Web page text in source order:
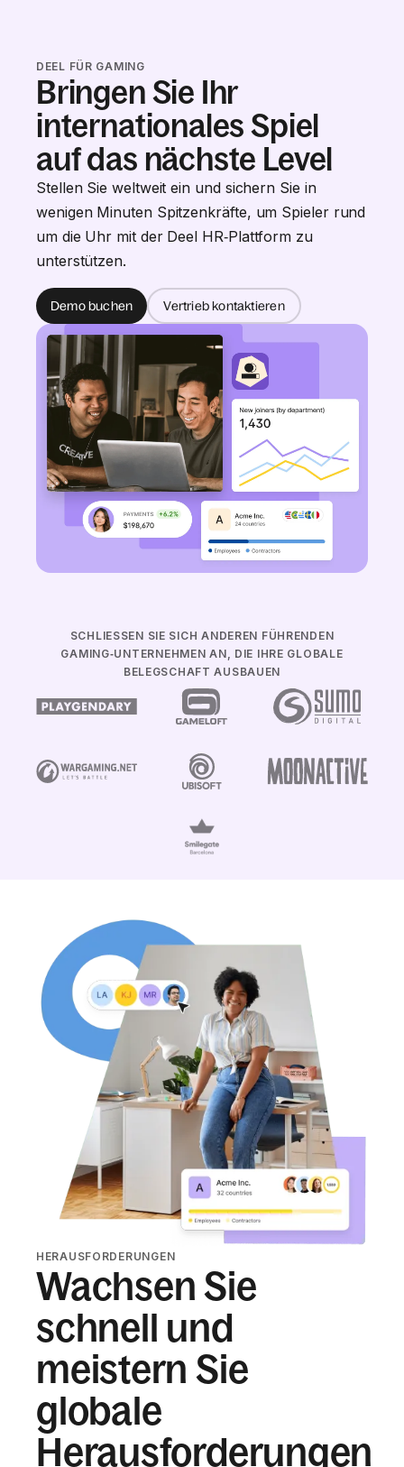
DEEL FÜR GAMING
Bringen Sie Ihr
internationales Spiel
auf das nächste Level
Stellen Sie weltweit ein und sichern Sie in
wenigen Minuten Spitzenkräfte, um Spieler rund
um die Uhr mit der Deel HR‑Plattform zu
unterstützen.
Demo buchen Vertrieb kontaktieren
SCHLIESSEN SIE SICH ANDEREN FÜHRENDEN G
AMING‑UNTERNEHMEN AN, DIE IHRE GLOBALE B
ELEGSCHAFT AUSBAUEN
HERAUSFORDERUNGEN
Wachsen Sie
schnell und
meistern Sie
globale
Herausforderungen